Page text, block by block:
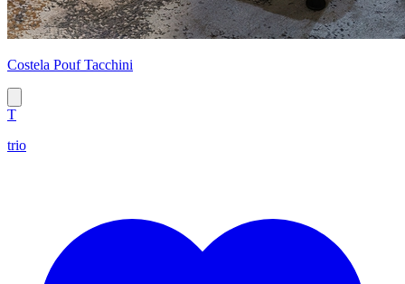
Costela Pouf Tacchini
T
trio